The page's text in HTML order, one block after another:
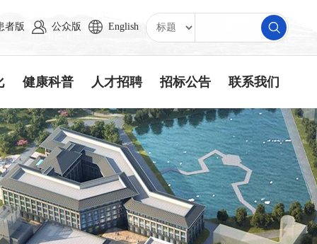
者版 公众版 English
健康科普 人才招聘 招标公告 联系我们